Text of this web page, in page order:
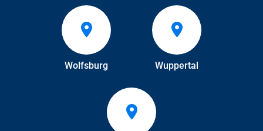
Wolfsburg Wuppertal